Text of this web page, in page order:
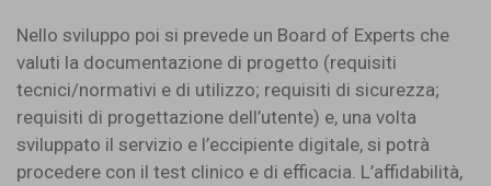
Nello sviluppo poi si prevede un Board of Experts che
valuti la documentazione di progetto (requisiti
tecnici/normativi e di utilizzo; requisiti di sicurezza;
requisiti di progettazione dell’utente) e, una volta
sviluppato il servizio e l’eccipiente digitale, si potrà
procedere con il test clinico e di efficacia. L’affidabilità,